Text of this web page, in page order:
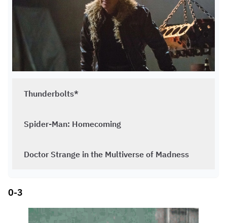
Thunderbolts*
Spider-Man: Homecoming
Doctor Strange in the Multiverse of Madness
0-3